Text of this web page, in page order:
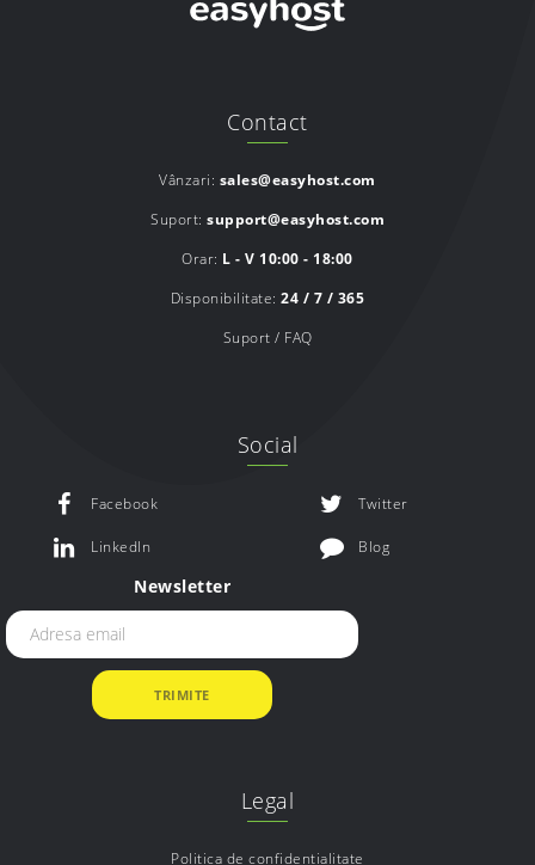
Legal
Politica de confidentialitate
Contact
Vânzari: sales@easyhost.com
Suport: support@easyhost.com
Orar: L - V 10:00 - 18:00
Disponibilitate:24 / 7 / 365
Suport / FAQ
Social
Facebook Twitter
LinkedIn Blog
Newsletter